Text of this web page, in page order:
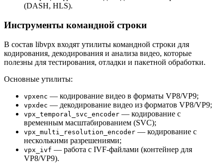
(DASH, HLS).
Инструменты командной строки
В состав libvpx входят утилиты командной строки для
кодирования, декодирования и анализа видео, которые
полезны для тестирования, отладки и пакетной обработки.
Основные утилиты:
vpxenc — кодирование видео в форматы VP8/VP9;
vpxdec — декодирование видео из форматов VP8/VP9;
vpx_temporal_svc_encoder — кодирование с
временным масштабированием (SVC);
vpx_multi_resolution_encoder — кодирование с
несколькими разрешениями;
vpx_ivf — работа с IVF-файлами (контейнер для
VP8/VP9).